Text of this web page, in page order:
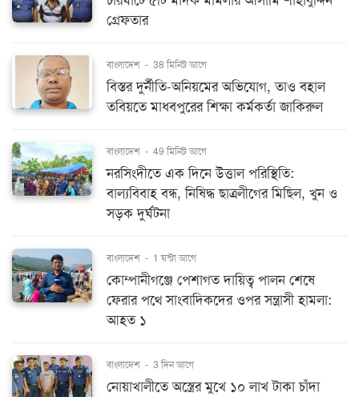
গ্রেফতার
বাংলাদেশ - 38 মিনিট আগে
বিস্তর দুর্নীতি-অনিয়মের অভিযোগ, তাও বহাল
তবিয়তে মাধবপুরের শিক্ষা কর্মকর্তা জাকিরুল
বাংলাদেশ - 49 মিনিট আগে
নরসিংদীতে এক দিনে উত্তাল পরিস্থিতি:
বাল্যবিবাহ বন্ধ, নিষিদ্ধ ছাত্রলীগের মিছিল, খুন ও
সড়ক দুর্ঘটনা
বাংলাদেশ - 1 ঘন্টা আগে
কোম্পানীগঞ্জে পেশাগত দায়িত্ব পালন শেষে
ফেরার পথে সাংবাদিকদের ওপর সন্ত্রাসী হামলা:
আহত ১
বাংলাদেশ - 3 দিন আগে
নোয়াখালীতে অস্ত্রের মুখে ১০ লাখ টাকা চাঁদা